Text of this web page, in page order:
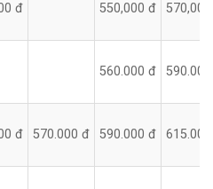
đ 550,000 đ
560.000 đ
đ 570.000 đ 590.000 đ